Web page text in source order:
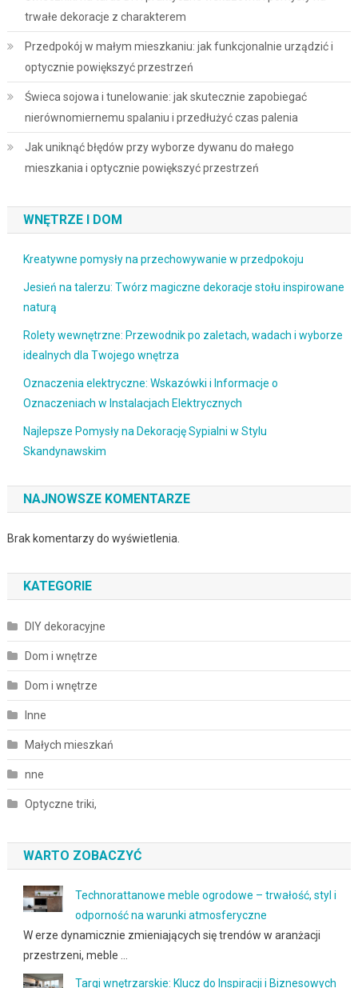
trwałe dekoracje z charakterem
Przedpokój w małym mieszkaniu: jak funkcjonalnie urządzić i
optycznie powiększyć przestrzeń
Świeca sojowa i tunelowanie: jak skutecznie zapobiegać
nierównomiernemu spalaniu i przedłużyć czas palenia
Jak uniknąć błędów przy wyborze dywanu do małego
mieszkania i optycznie powiększyć przestrzeń
WNĘTRZE I DOM
Kreatywne pomysły na przechowywanie w przedpokoju
Jesień na talerzu: Twórz magiczne dekoracje stołu inspirowane
naturą
Rolety wewnętrzne: Przewodnik po zaletach, wadach i wyborze
idealnych dla Twojego wnętrza
Oznaczenia elektryczne: Wskazówki i Informacje o
Oznaczeniach w Instalacjach Elektrycznych
Najlepsze Pomysły na Dekorację Sypialni w Stylu
Skandynawskim
NAJNOWSZE KOMENTARZE
Brak komentarzy do wyświetlenia.
KATEGORIE
DIY dekoracyjne
Dom i wnętrze
Dom i wnętrze
Inne
Małych mieszkań
nne
Optyczne triki,
WARTO ZOBACZYĆ
Technorattanowe meble ogrodowe – trwałość, styl i
odporność na warunki atmosferyczne
W erze dynamicznie zmieniających się trendów w aranżacji
przestrzeni, meble …
Targi wnętrzarskie: Klucz do Inspiracji i Biznesowych